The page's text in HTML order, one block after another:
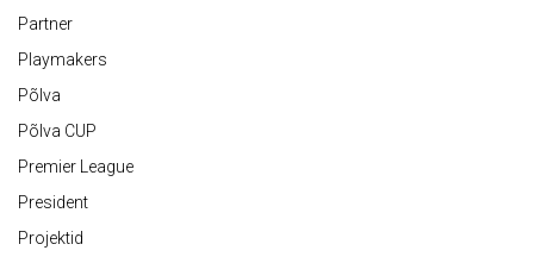
Partner
Playmakers
Põlva
Põlva CUP
Premier League
President
Projektid